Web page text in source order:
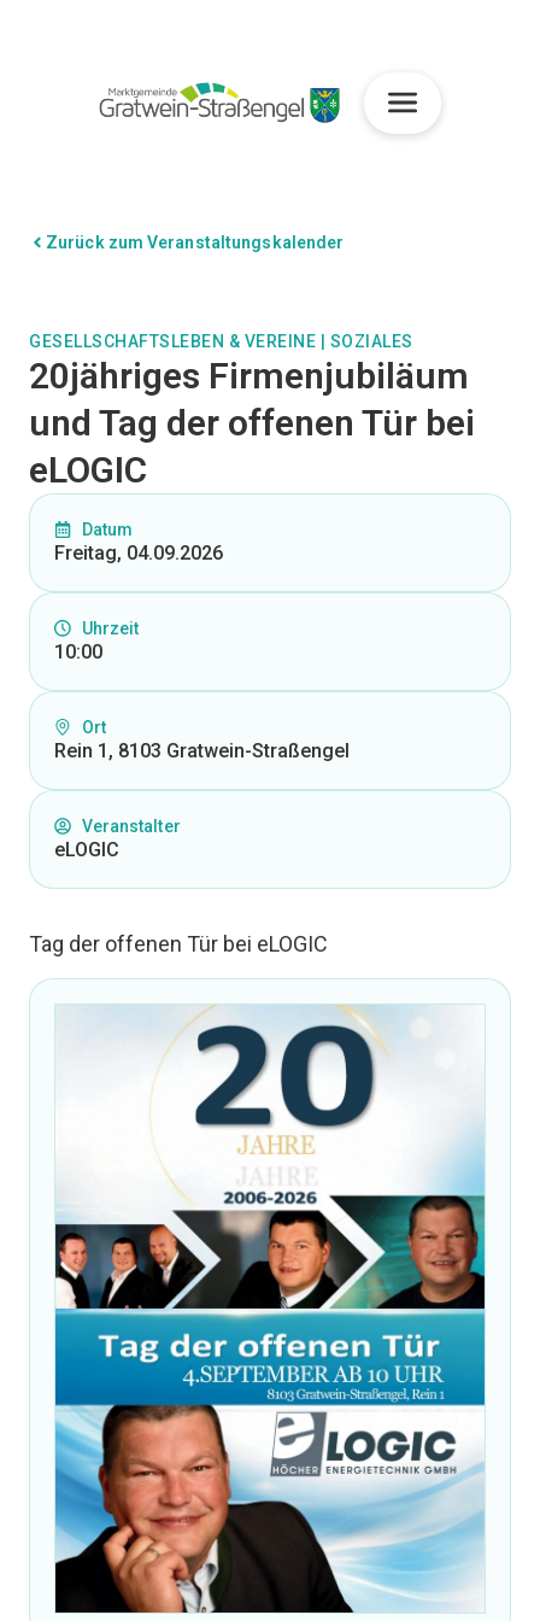
Zurück zum Veranstaltungskalender
GESELLSCHAFTSLEBEN & VEREINE SOZIALES
20jähriges Firmenjubiläum
und Tag der offenen Tür bei
eLOGIC
Datum
Freitag, 04.09.2026
Uhrzeit
10:00
Ort
Rein 1, 8103 Gratwein-Straßengel
Veranstalter
eLOGIC
Tag der offenen Tür bei eLOGIC